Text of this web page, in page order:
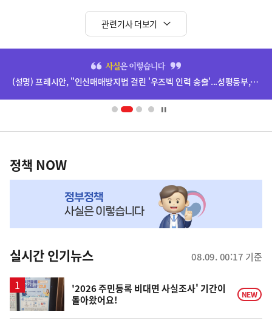
관련기사 더보기
배
영
(설명) 프레시안, "인신매매방지법 걸린 '우즈벡 인력 송출'...성평등부,노동·법무부에 개선 요청" 관련
책
NOW,
뉴
스
정책 NOW
실시간 인기뉴스 08.09. 00:17 기준
'2026 주민등록 비대면 사실조사' 기간이
돌아왔어요!
NEW